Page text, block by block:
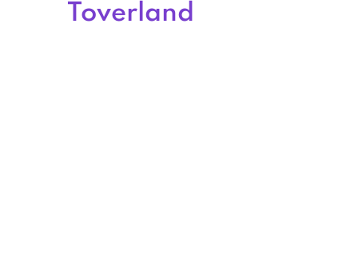
Toverland